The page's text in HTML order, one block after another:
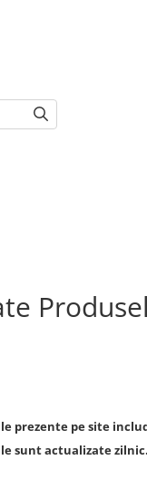
prezente pe site includ
sunt actualizate